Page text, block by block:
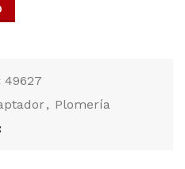
49627
, Plomería